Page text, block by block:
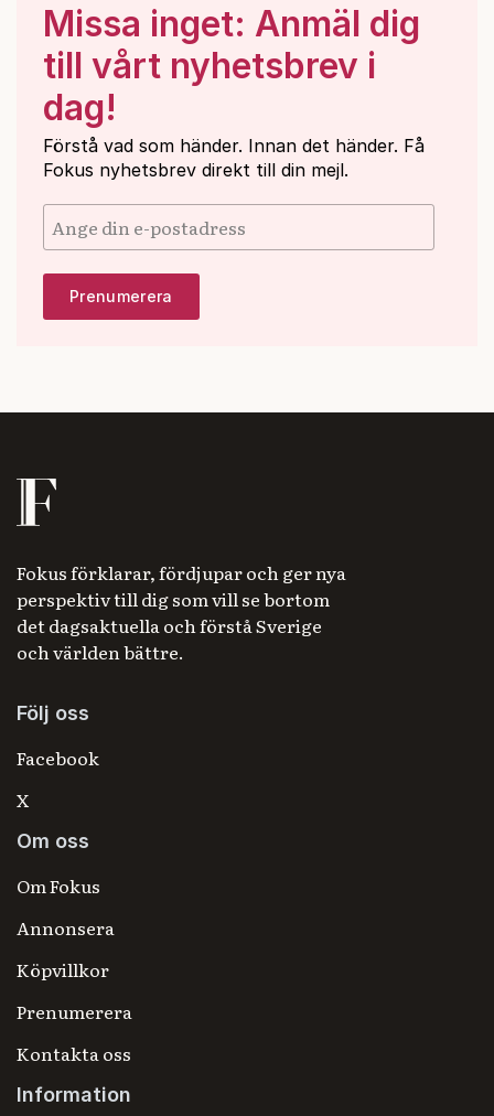
Missa inget: Anmäl dig
till vårt nyhetsbrev i
dag!
Förstå vad som händer. Innan det händer. Få
Fokus nyhetsbrev direkt till din mejl.
Fokus förklarar, fördjupar och ger nya
perspektiv till dig som vill se bortom
det dagsaktuella och förstå Sverige
och världen bättre.
Följ oss
Facebook
X
Om oss
Om Fokus
Annonsera
Köpvillkor
Prenumerera
Kontakta oss
Information